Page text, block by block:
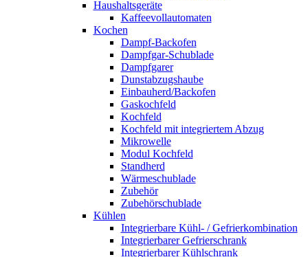
Haushaltsgeräte
Kaffeevollautomaten
Kochen
Dampf-Backofen
Dampfgar-Schublade
Dampfgarer
Dunstabzugshaube
Einbauherd/Backofen
Gaskochfeld
Kochfeld
Kochfeld mit integriertem Abzug
Mikrowelle
Modul Kochfeld
Standherd
Wärmeschublade
Zubehör
Zubehörschublade
Kühlen
Integrierbare Kühl- / Gefrierkombination
Integrierbarer Gefrierschrank
Integrierbarer Kühlschrank